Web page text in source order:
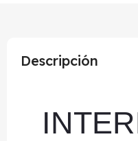
Descripción